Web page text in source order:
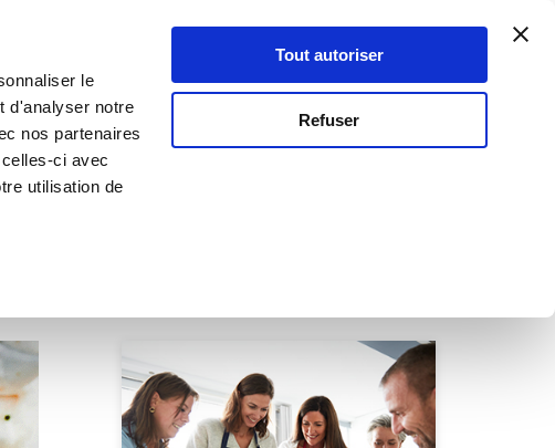
le
d'analyser notre
nos partenaires
ci avec
utilisation de
Tout autoriser
Refuser
Se connecter